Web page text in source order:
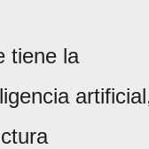
tiene la